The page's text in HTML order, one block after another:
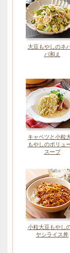
大豆もやしのネ
バ和え
キャベツと小粒
もやしのボリュ
スープ
小粒大豆もやし
ヤシライス丼